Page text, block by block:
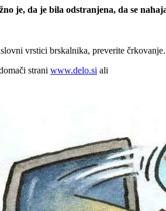
je, da je bila odstranjena, da se
vrstici brskalnika, preverite črkovanje.
strani www.delo.si ali